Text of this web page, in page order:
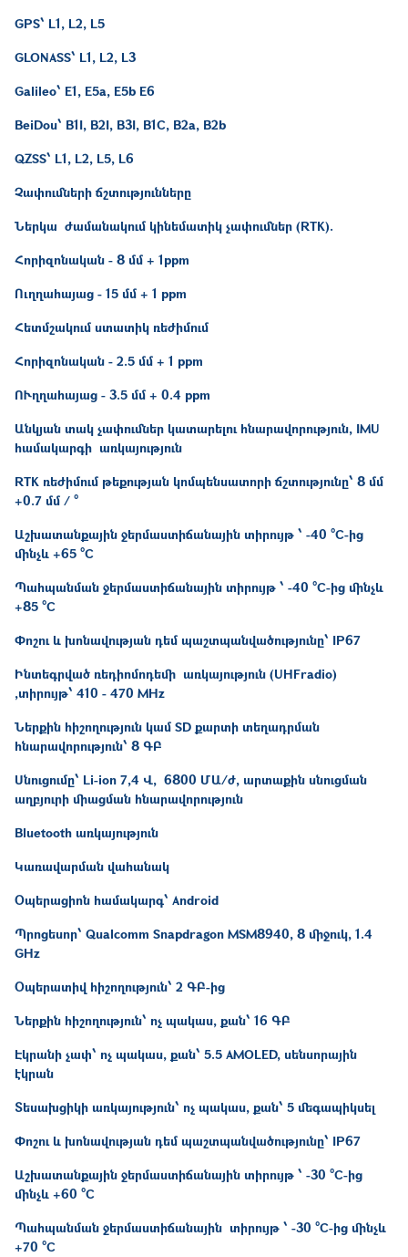
GPS՝ L1, L2, L5
GLONASS՝ L1, L2, L3
Galileo՝ E1, E5a, E5b E6
BeiDou՝ B1I, B2I, B3I, B1C, B2a, B2b
QZSS՝ L1, L2, L5, L6
Չափումների ճշտությունները
Ներկա ժամանակում կինեմատիկ չափումներ (RTK).
Հորիզոնական - 8 մմ + 1ppm
Ուղղահայաց - 15 մմ + 1 ppm
Հետմշակում ստատիկ ռեժիմում
Հորիզոնական - 2.5 մմ + 1 ppm
ՈՒղղահայաց - 3.5 մմ + 0.4 ppm
Անկյան տակ չափումներ կատարելու հնարավորություն, IMU
համակարգի առկայություն
RTK ռեժիմում թեքության կոմպենսատորի ճշտությունը՝ 8 մմ
+0.7 մմ / °
Աշխատանքային ջերմաստիճանային տիրույթ ՝ -40 °C-ից
մինչև +65 °C
Պահպանման ջերմաստիճանային տիրույթ ՝ -40 °C-ից մինչև
+85 °C
Փոշու և խոնավության դեմ պաշտպանվածությունը՝ IP67
Ինտեգրված ռեդիոմոդեմի առկայություն (UHFradio)
,տիրույթ՝ 410 - 470 MHz
Ներքին հիշողություն կամ SD քարտի տեղադրման
հնարավորություն՝ 8 ԳԲ
Սնուցումը՝ Li-ion 7,4 Վ, 6800 ՄԱ/ժ, արտաքին սնուցման
աղբյուրի միացման հնարավորություն
Bluetooth առկայություն
Կառավարման վահանակ
Օպերացիոն համակարգ՝ Android
Պրոցեսոր՝ Qualcomm Snapdragon MSM8940, 8 միջուկ, 1.4
GHz
Օպերատիվ հիշողություն՝ 2 ԳԲ-ից
Ներքին հիշողություն՝ ոչ պակաս, քան՝ 16 ԳԲ
Էկրանի չափ՝ ոչ պակաս, քան՝ 5.5 AMOLED, սենսորային
էկրան
Տեսախցիկի առկայություն՝ ոչ պակաս, քան՝ 5 մեգապիկսել
Փոշու և խոնավության դեմ պաշտպանվածությունը՝ IP67
Աշխատանքային ջերմաստիճանային տիրույթ ՝ -30 °C-ից
մինչև +60 °C
Պահպանման ջերմաստիճանային տիրույթ ՝ -30 °C-ից մինչև
+70 °C